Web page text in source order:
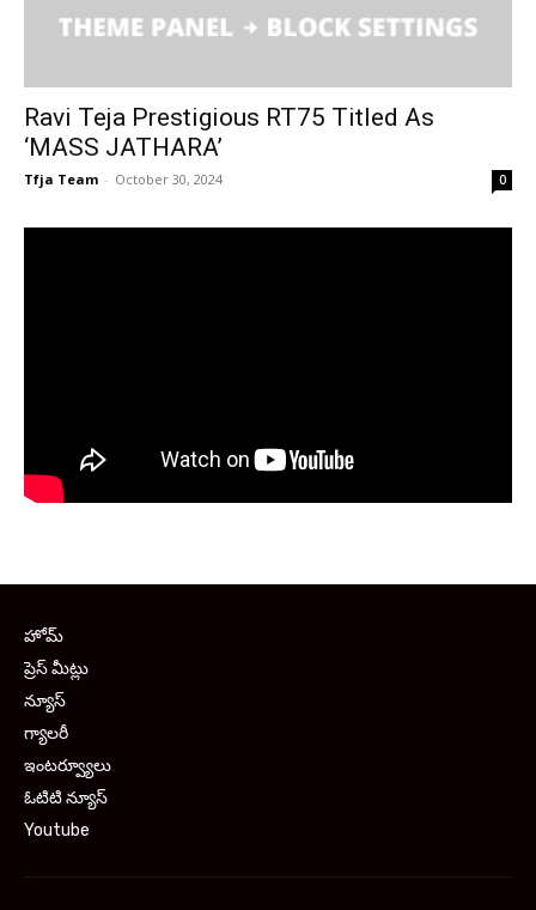
Ravi Teja Prestigious RT75 Titled As
‘MASS JATHARA’
Tfja Team - October 30, 2024 0
హోమ్
ప్రెస్ మీట్లు
న్యూస్
గ్యాలరీ
ఇంటర్వ్యూలు
ఓటిటి న్యూస్
Youtube